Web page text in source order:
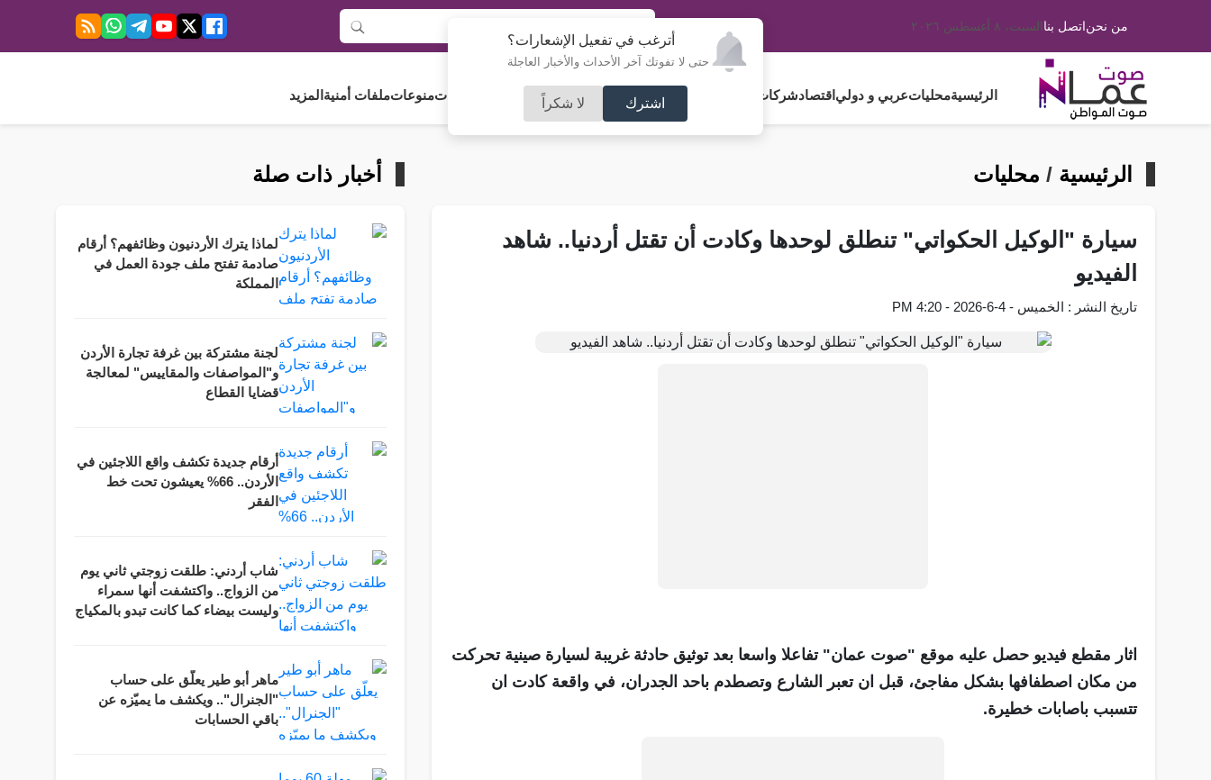
أترغب في تفعيل الإشعارات؟
حتى لا تفوتك آخر الأحداث والأخبار العاجلة
اشترك لا شكراً
من نحناتصل بناالسبت، ٨ أغسطس ٢٠٢٦
الرئيسيةمحلياتعربي و دولي اقتصادشركات و استثمار فلسطين مجلس الأمةرياضة آراء و مقالات جامعاتمنوعاتملفات أمنية المزيد
الرئيسية / محليات
سيارة "الوكيل الحكواتي" تنطلق لوحدها وكادت أن تقتل أردنيا.. شاهد
الفيديو
تاريخ النشر : الخميس - 4-6-2026 - 4:20 PM
اثار مقطع فيديو حصل عليه موقع "صوت عمان" تفاعلا واسعا بعد توثيق حادثة غريبة لسيارة صينية تحركت
من مكان اصطفافها بشكل مفاجئ، قبل ان تعبر الشارع وتصطدم باحد الجدران، في واقعة كادت ان
تتسبب باصابات خطيرة.
أخبار ذات صلة
لماذا يترك الأردنيون وظائفهم؟ أرقام
صادمة تفتح ملف جودة العمل في
المملكة
لجنة مشتركة بين غرفة تجارة الأردن
و"المواصفات والمقاييس" لمعالجة
قضايا القطاع
أرقام جديدة تكشف واقع اللاجئين في
الأردن.. 66% يعيشون تحت خط
الفقر
شاب أردني: طلقت زوجتي ثاني يوم
من الزواج.. واكتشفت أنها سمراء
وليست بيضاء كما كانت تبدو بالمكياج
ماهر أبو طير يعلّق على حساب
"الجنرال".. ويكشف ما يميّزه عن
باقي الحسابات